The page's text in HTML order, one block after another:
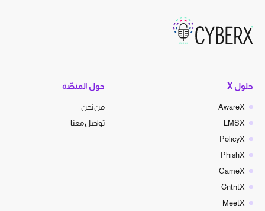
حلول X
AwareX
LMSX
PolicyX
PhishX
GameX
CntntX
MeetX
حول المنصّة
من نحن
تواصل معنا